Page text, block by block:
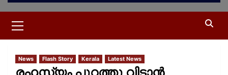
News Flash Story Kerala Latest News
രഹസ്യം പുറത്തു വിടാൻ